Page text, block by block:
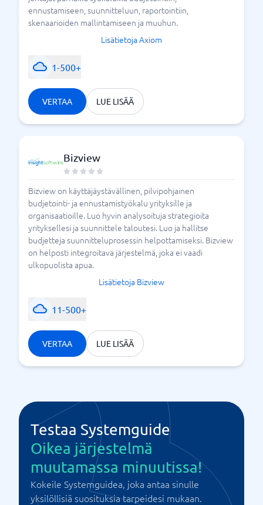
ennustamiseen, suunnitteluun, raportointiin,
skenaarioiden mallintamiseen ja muuhun.
Lisätietoja Axiom
1-500+
VERTAA LUE LISÄÄ
Bizview
Bizview on käyttäjäystävällinen, pilvipohjainen
budjetointi- ja ennustamistyökalu yrityksille ja
organisaatioille. Luo hyvin analysoituja strategioita
yrityksellesi ja suunnittele taloutesi. Luo ja hallitse
budjetteja suunnitteluprosessin helpottamiseksi. Bizview
on helposti integroitava järjestelmä, joka ei vaadi
ulkopuolista apua.
Lisätietoja Bizview
11-500+
VERTAA LUE LISÄÄ
Testaa Systemguide
Oikea järjestelmä
muutamassa minuutissa!
Kokeile Systemguidea, joka antaa sinulle
yksilöllisiä suosituksia tarpeidesi mukaan.